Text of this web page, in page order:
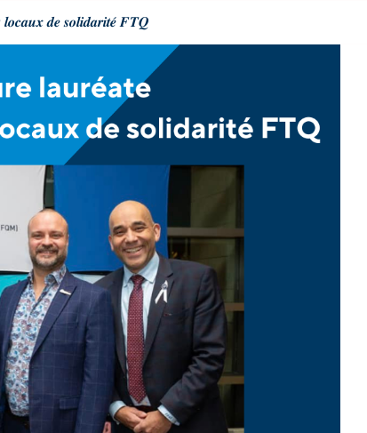
𝒅𝒆 𝒔𝒐𝒍𝒊𝒅𝒂𝒓𝒊𝒕𝒆́ 𝑭𝑻𝑸